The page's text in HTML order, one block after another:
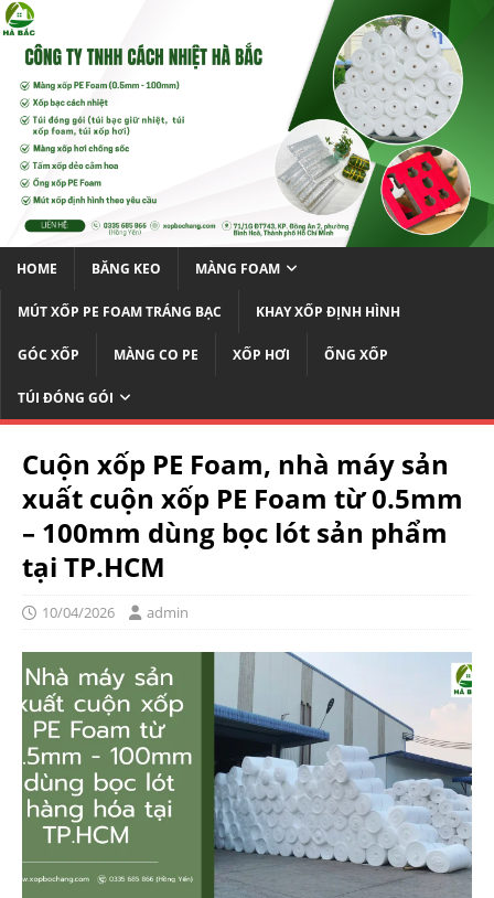
HOME BĂNG KEO MÀNG FOAM
MÚT XỐP PE FOAM TRÁNG BẠC KHAY XỐP ĐỊNH HÌNH
GÓC XỐP MÀNG CO PE XỐP HƠI ỐNG XỐP
TÚI ĐÓNG GÓI
Cuộn xốp PE Foam, nhà máy sản
xuất cuộn xốp PE Foam từ 0.5mm
– 100mm dùng bọc lót sản phẩm
tại TP.HCM
10/04/2026 admin